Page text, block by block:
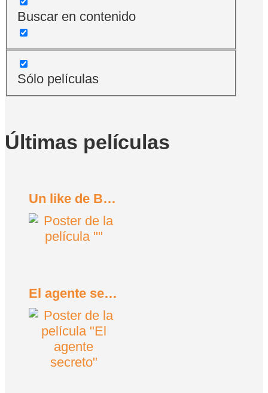
Buscar en contenido
Sólo películas
Últimas películas
Un like de Bob Trevino (2024)
El agente secreto (2025)